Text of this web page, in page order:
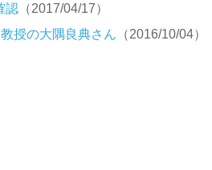
認（2017/04/17）
授の大隅良典さん （2016/10/04）